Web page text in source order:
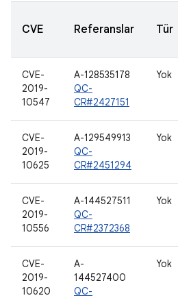
CVE Referanslar Tür
CVE-
2019-
10547
A-128535178
QC-
CR#2427151
Yok
CVE-
2019-
10625
A-129549913
QC-
CR#2451294
Yok
CVE-
2019-
10556
A-144527511
QC-
CR#2372368
Yok
CVE-
2019-
10620
A-
144527400
QC-
Yok